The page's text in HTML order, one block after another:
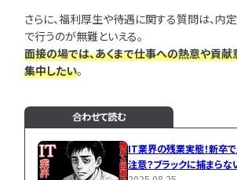
さらに、福利厚生や待遇に関する質問は、内
で行うのが無難といえる。
面接の場では、あくまで仕事への熱意や貢献
集中したい。
合わせて読む
IT業界の残業実態！新卒
注意？ブラックに捕まらな